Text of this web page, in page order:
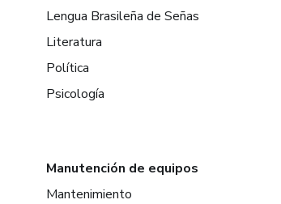
Lengua Brasileña de Señas
Literatura
Política
Psicología
Manutención de equipos
Mantenimiento